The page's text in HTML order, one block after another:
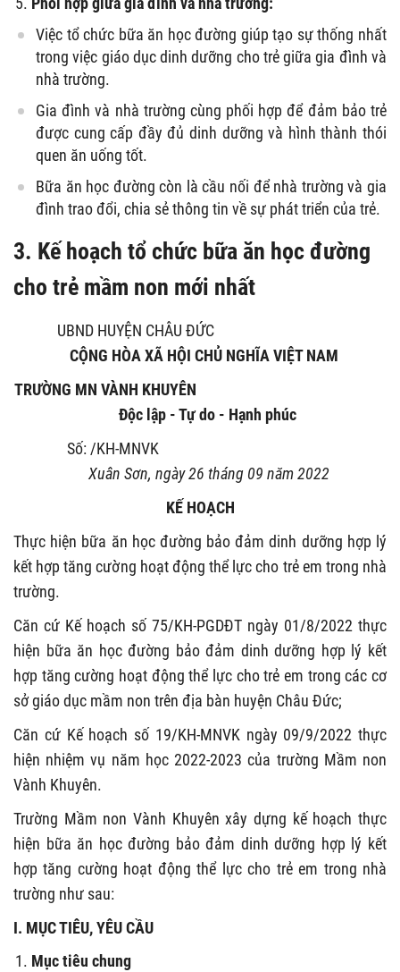
Việc tổ chức bữa ăn học đường giúp tạo sự thống nhất
trong việc giáo dục dinh dưỡng cho trẻ giữa gia đình và
nhà trường.
Gia đình và nhà trường cùng phối hợp để đảm bảo trẻ
được cung cấp đầy đủ dinh dưỡng và hình thành thói
quen ăn uống tốt.
Bữa ăn học đường còn là cầu nối để nhà trường và gia
đình trao đổi, chia sẻ thông tin về sự phát triển của trẻ.
3. Kế hoạch tổ chức bữa ăn học đường
cho trẻ mầm non mới nhất
UBND HUYỆN CHÂU ĐỨC
CỘNG HÒA XÃ HỘI CHỦ NGHĨA VIỆT NAM
TRƯỜNG MN VÀNH KHUYÊN
Độc lập - Tự do - Hạnh phúc
Số:/KH-MNVK
Xuân Sơn, ngày 26 tháng 09 năm 2022
KẾ HOẠCH
Thực hiện bữa ăn học đường bảo đảm dinh dưỡng hợp lý
kết hợp tăng cường hoạt động thể lực cho trẻ em trong nhà
trường.
Căn cứ Kế hoạch số 75/KH-PGDĐT ngày 01/8/2022 thực
hiện bữa ăn học đường bảo đảm dinh dưỡng hợp lý kết
hợp tăng cường hoạt động thể lực cho trẻ em trong các cơ
sở giáo dục mầm non trên địa bàn huyện Châu Đức;
Căn cứ Kế hoạch số 19/KH-MNVK ngày 09/9/2022 thực
hiện nhiệm vụ năm học 2022-2023 của trường Mầm non
Vành Khuyên.
Trường Mầm non Vành Khuyên xây dựng kế hoạch thực
hiện bữa ăn học đường bảo đảm dinh dưỡng hợp lý kết
hợp tăng cường hoạt động thể lực cho trẻ em trong nhà
trường như sau:
I. MỤC TIÊU, YÊU CẦU
Mục tiêu chung